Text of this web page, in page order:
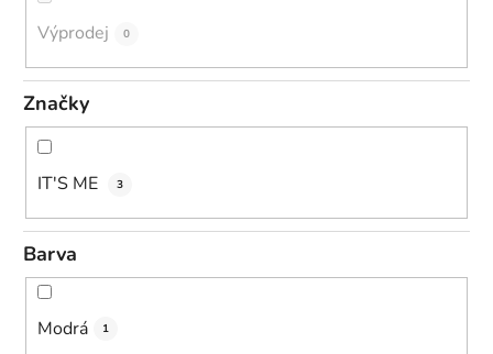
Výprodej 0
Značky
IT'S ME 3
Barva
Modrá 1